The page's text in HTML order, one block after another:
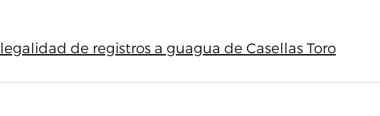
de registros a guagua de Casellas Toro